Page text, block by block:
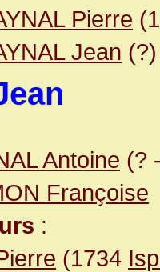
Pierre
Jean (?)
Antoine (?
Françoise
:
(1734